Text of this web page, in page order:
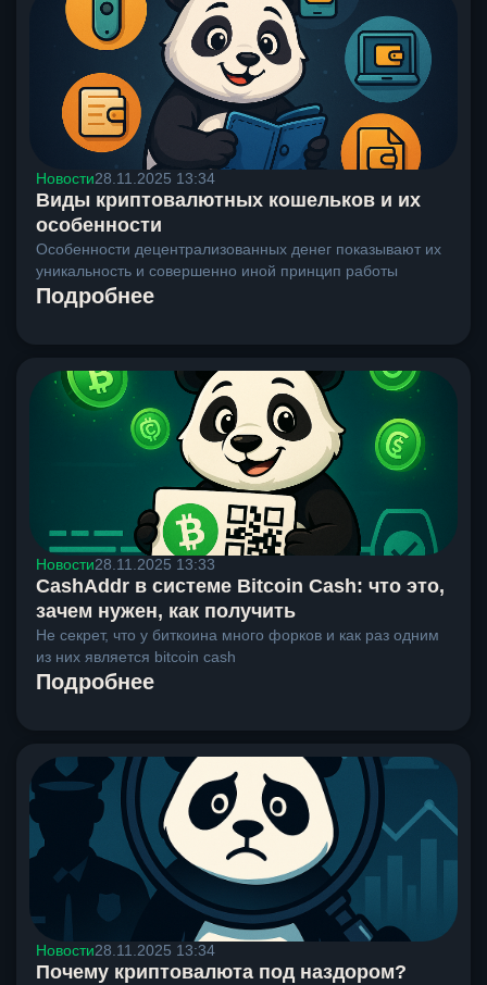
Новости28.11.2025 13:34
Виды криптовалютных кошельков и их
особенности
Особенности децентрализованных денег показывают их
уникальность и совершенно иной принцип работы
Подробнее
Новости28.11.2025 13:33
CashAddr в системе Bitcoin Cash: что это,
зачем нужен, как получить
Не секрет, что у биткоина много форков и как раз одним
из них является bitcoin cash
Подробнее
Новости28.11.2025 13:34
Почему криптовалюта под наздором?